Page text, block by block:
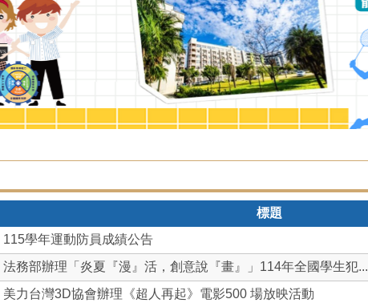
標題
115學年運動防員成績公告
法務部辦理「炎夏『漫』活，創意說『畫』」114年全國學生犯...
美力台灣3D協會辦理《超人再起》電影500 場放映活動